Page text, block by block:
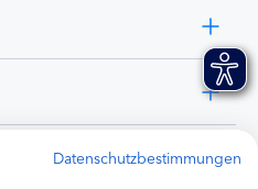
Datenschutzbestimmungen